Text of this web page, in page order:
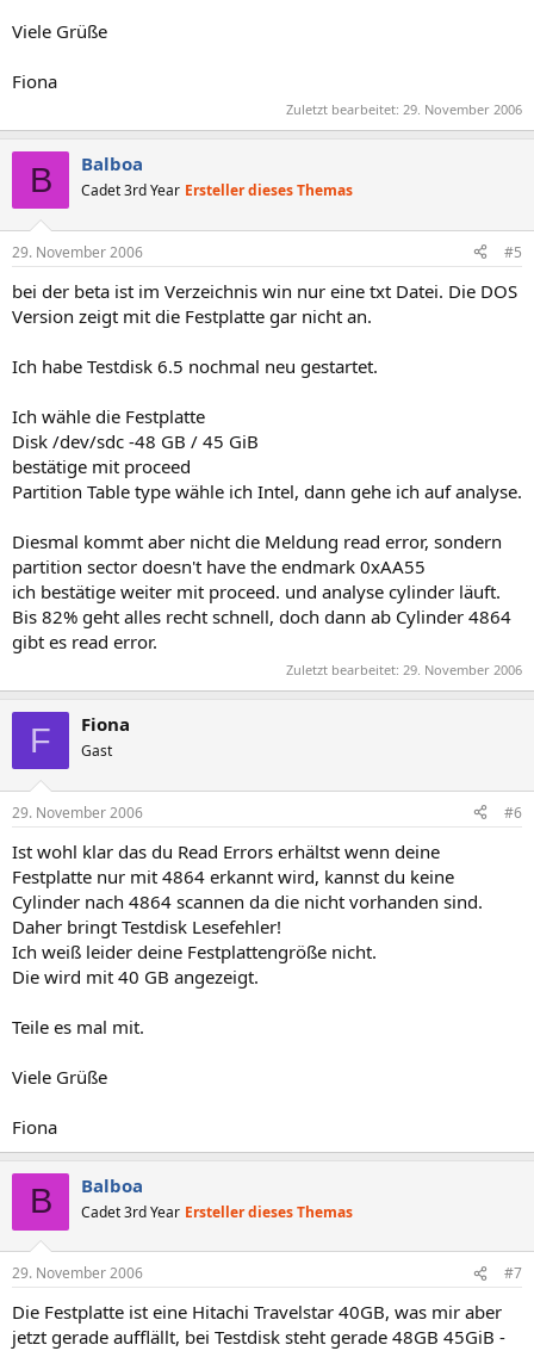
Viele Grüße
Fiona
Zuletzt bearbeitet: 29. November 2006
B Balboa
Cadet 3rd Year Ersteller dieses Themas
29. November 2006 #5
bei der beta ist im Verzeichnis win nur eine txt Datei. Die DOS
Version zeigt mit die Festplatte gar nicht an.
Ich habe Testdisk 6.5 nochmal neu gestartet.
Ich wähle die Festplatte
Disk /dev/sdc -48 GB / 45 GiB
bestätige mit proceed
Partition Table type wähle ich Intel, dann gehe ich auf analyse.
Diesmal kommt aber nicht die Meldung read error, sondern
partition sector doesn't have the endmark 0xAA55
ich bestätige weiter mit proceed. und analyse cylinder läuft.
Bis 82% geht alles recht schnell, doch dann ab Cylinder 4864
gibt es read error.
Zuletzt bearbeitet: 29. November 2006
F Fiona
Gast
29. November 2006 #6
Ist wohl klar das du Read Errors erhältst wenn deine
Festplatte nur mit 4864 erkannt wird, kannst du keine
Cylinder nach 4864 scannen da die nicht vorhanden sind.
Daher bringt Testdisk Lesefehler!
Ich weiß leider deine Festplattengröße nicht.
Die wird mit 40 GB angezeigt.
Teile es mal mit.
Viele Grüße
Fiona
B Balboa
Cadet 3rd Year Ersteller dieses Themas
29. November 2006 #7
Die Festplatte ist eine Hitachi Travelstar 40GB, was mir aber
jetzt gerade aufflällt, bei Testdisk steht gerade 48GB 45GiB -